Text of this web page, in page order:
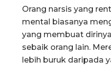
Orang narsis yang
mental biasanya
yang membuat
sebaik orang lain.
lebih buruk daripada